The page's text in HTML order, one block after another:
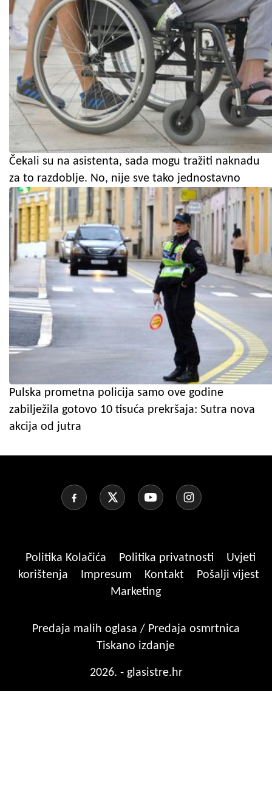
Čekali su na asistenta, sada mogu tražiti naknadu
za to razdoblje. No, nije sve tako jednostavno
Pulska prometna policija samo ove godine
zabilježila gotovo 10 tisuća prekršaja: Sutra nova
akcija od jutra
Politika Kolačića Politika privatnosti
Uvjeti
korištenja
Impresum Kontakt
Pošalji vijest
Marketing
Predaja malih oglasa / Predaja osmrtnica
Tiskano izdanje
2026. - glasistre.hr